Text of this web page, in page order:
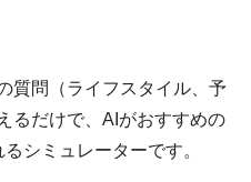
質問（ライフスタイル、予
るだけで、AIがおすすめの
シミュレーターです。